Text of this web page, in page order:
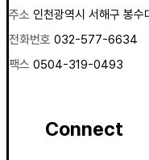
주소 인천광역시 서해구 봉
전화번호 032-577-6634
팩스 0504-319-0493
Connect